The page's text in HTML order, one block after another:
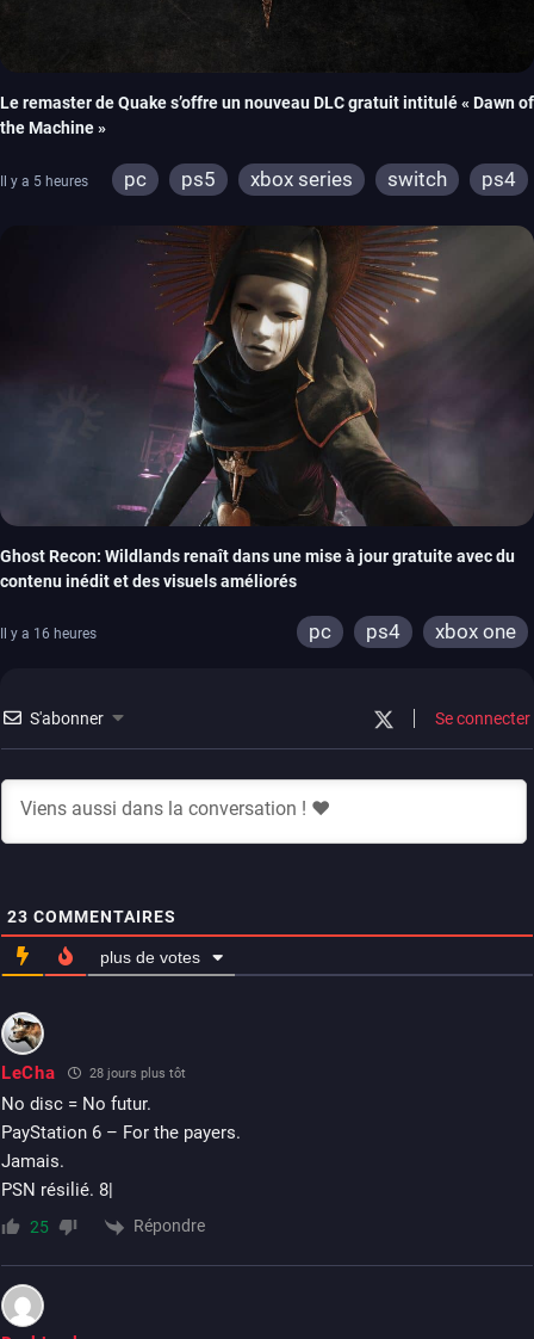
Le remaster de Quake s’offre un nouveau DLC gratuit intitulé « Dawn of
the Machine »
Il y a 5 heures pc ps5 xbox series switch
ps4
Ghost Recon: Wildlands renaît dans une mise à jour gratuite avec du
contenu inédit et des visuels améliorés
Il y a 16 heures pc ps4 xbox one
S'abonner Se connecter
23 COMMENTAIRES
plus de votes
LeCha 28 jours plus tôt
No disc = No futur.
PayStation 6 – For the payers.
Jamais.
PSN résilié. 8|
25 Répondre